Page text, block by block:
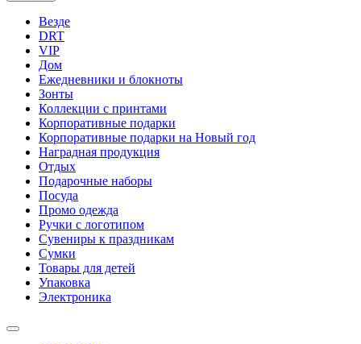
Везде
DRT
VIP
Дом
Ежедневники и блокноты
Зонты
Коллекции с принтами
Корпоративные подарки
Корпоративные подарки на Новый год
Наградная продукция
Отдых
Подарочные наборы
Посуда
Промо одежда
Ручки с логотипом
Сувениры к праздникам
Сумки
Товары для детей
Упаковка
Электроника